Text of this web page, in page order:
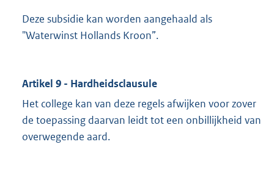
Deze subsidie kan worden aangehaald als
"Waterwinst Hollands Kroon”.
Artikel 9 - Hardheidsclausule
Het college kan van deze regels afwijken voor zover
de toepassing daarvan leidt tot een onbillijkheid van
overwegende aard.